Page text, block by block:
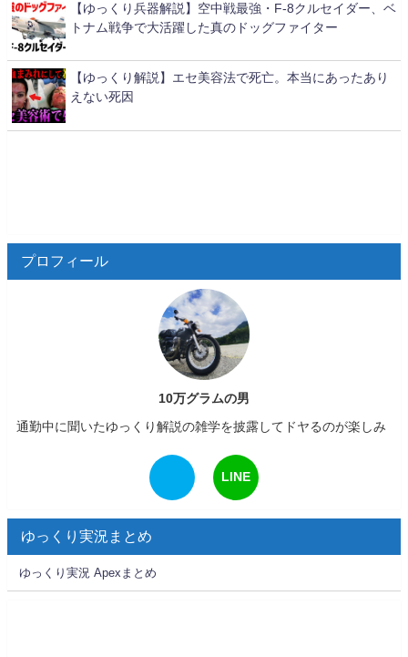
【ゆっくり兵器解説】空中戦最強・F-8クルセイダー、ベ
トナム戦争で大活躍した真のドッグファイター
【ゆっくり解説】エセ美容法で死亡。本当にあったあり
えない死因
プロフィール
10万グラムの男
通勤中に聞いたゆっくり解説の雑学を披露してドヤるのが楽しみ
LINE
ゆっくり実況まとめ
ゆっくり実況 Apexまとめ